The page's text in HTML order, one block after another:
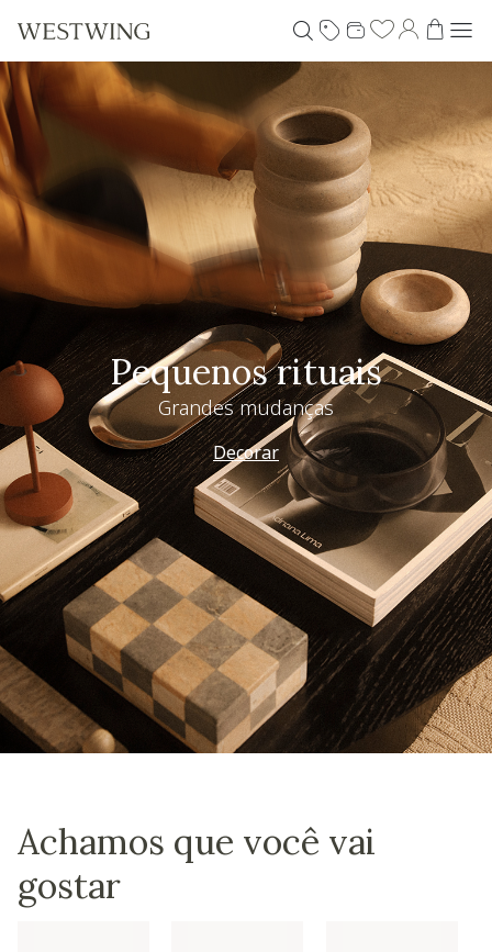
Pequenos rituais
Grandes mudanças
Decorar
Achamos que você vai
gostar